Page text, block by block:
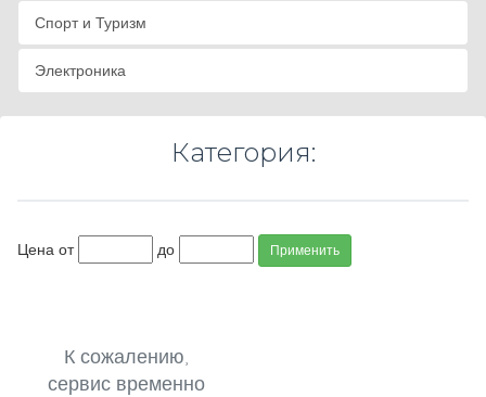
Спорт и Туризм
Электроника
Категория:
Цена от до Применить
К сожалению,
сервис временно